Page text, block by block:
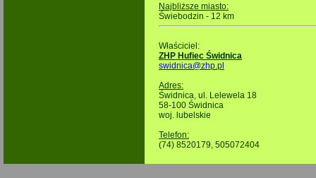
Najbliższe miasto:
Świebodzin - 12 km
Właściciel:
ZHP Hufiec Świdnica
swidnica@zhp.pl
Adres:
Świdnica, ul. Lelewela 18
58-100 Świdnica
woj. lubelskie
Telefon:
(74) 8520179, 505072404